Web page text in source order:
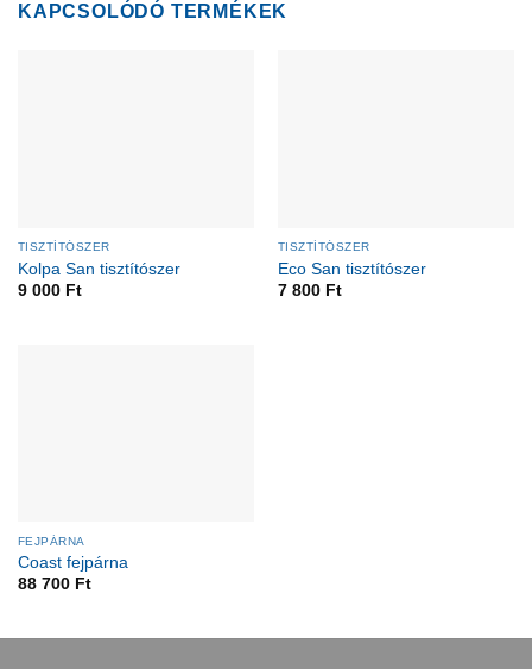
KAPCSOLÓDÓ TERMÉKEK
TISZTÍTÓSZER
Kolpa San tisztítószer
9 000 Ft
TISZTÍTÓSZER
Eco San tisztítószer
7 800 Ft
FEJPÁRNA
Coast fejpárna
88 700 Ft